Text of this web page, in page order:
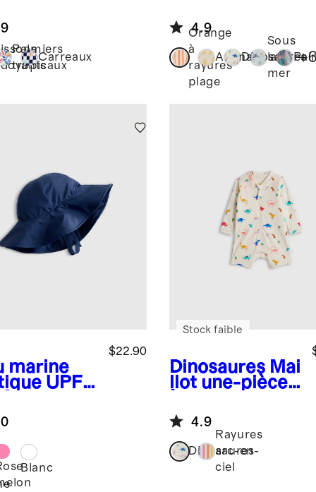
Guard
Palmiers
tropicaux
Carreaux
Trunk
4.9
Orange
à
rayures
plage
AnanasDinosaures
Sous
la
mer
+
marine
UPF
$22.90
Blanc
Dinosaures Mai
llot une-pièce
longues de
protection
solaire à
glissière
Stock faible
4.9
Dinosaures
Rayures
arc-en-
ciel